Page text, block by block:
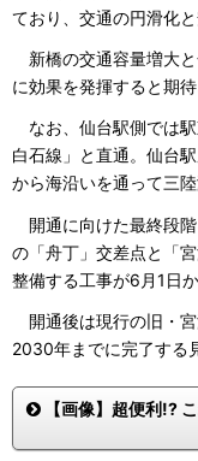
ており、交通の円滑化
新橋の交通容量増大
に効果を発揮すると期待
なお、仙台駅側では
白石線」と直通。仙台
から海沿いを通って三
開通に向けた最終段
の「舟丁」交差点と「
整備する工事が6月1日
開通後は現行の旧・宮
2030年までに完了する
【画像】超便利!?